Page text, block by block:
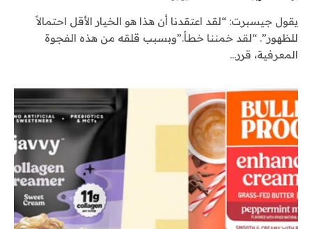
يقول جيسبرت: “لقد اعتقدنا أن هذا هو الخيار الأقل احتمالاً
للظهور”. “لقد خمننا خطأ.”وبسبب قلقه من هذه الفجوة
المعرفية، قرر…